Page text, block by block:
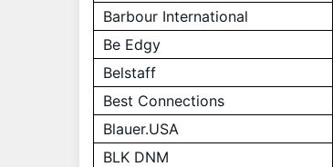
Barbour International
Be Edgy
Belstaff
Best Connections
Blauer.USA
BLK DNM